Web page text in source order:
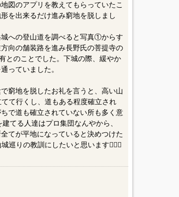
図のアプリを教えてもらっていたこ
を出来るだけ進み窮地を脱しまし
への登山道を調べると写真①からす
向の舗装路を進み長野氏の菩提寺の
のことでした。下城の際、緩やか
っていました。
窮地を脱したお礼を言うと、高い山
て行くし、道もある程度確立され
で道も確立されていない所も多く意
てる人達はプロ集団なんやから、
てが平地になっていると決めつけた
りの教訓にしたいと思います🙇🏻‍♂️